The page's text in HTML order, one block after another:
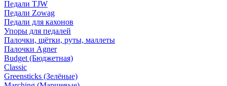
Педали TJW
Педали Zowag
Педали для кахонов
Упоры для педалей
Палочки, щётки, руты, маллеты
Палочки Agner
Budget (Бюджетная)
Classic
Greensticks (Зелёные)